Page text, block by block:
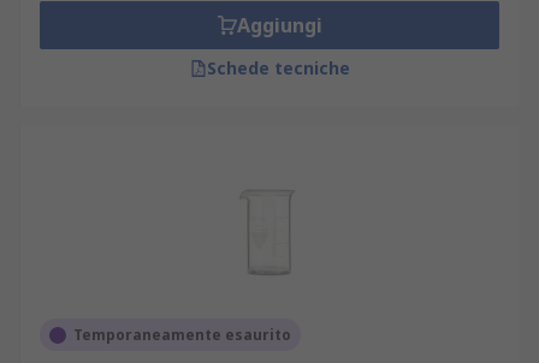
Aggiungi
Schede tecniche
Temporaneamente esaurito